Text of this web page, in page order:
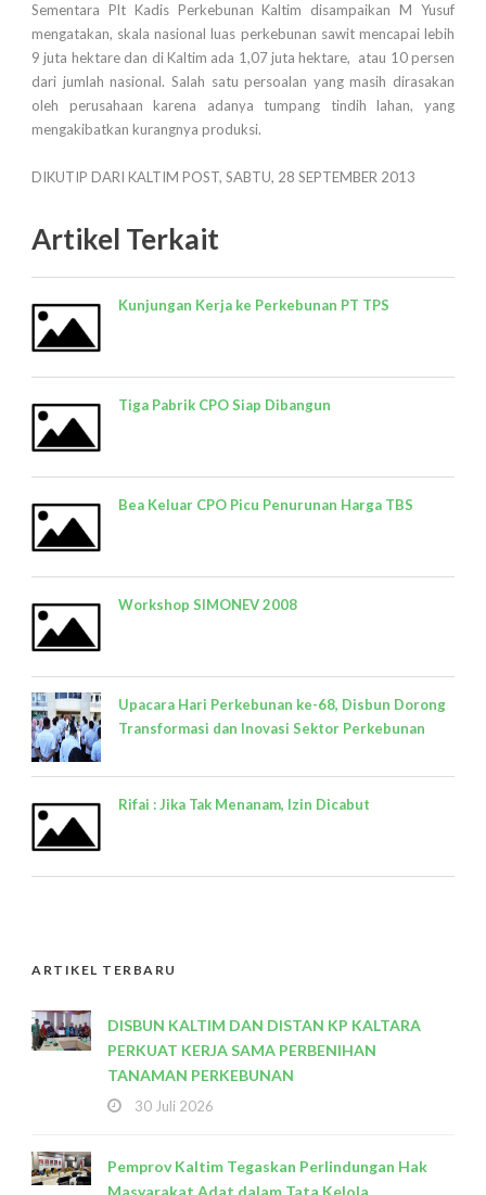
Sementara Plt Kadis Perkebunan Kaltim disampaikan M Yusuf
mengatakan, skala nasional luas perkebunan sawit mencapai lebih
9 juta hektare dan di Kaltim ada 1,07 juta hektare, atau 10 persen
dari jumlah nasional. Salah satu persoalan yang masih dirasakan
oleh perusahaan karena adanya tumpang tindih lahan, yang
mengakibatkan kurangnya produksi.
DIKUTIP DARI KALTIM POST, SABTU, 28 SEPTEMBER 2013
Artikel Terkait
Kunjungan Kerja ke Perkebunan PT TPS
Tiga Pabrik CPO Siap Dibangun
Bea Keluar CPO Picu Penurunan Harga TBS
Workshop SIMONEV 2008
Upacara Hari Perkebunan ke-68, Disbun Dorong
Transformasi dan Inovasi Sektor Perkebunan
Rifai : Jika Tak Menanam, Izin Dicabut
ARTIKEL TERBARU
DISBUN KALTIM DAN DISTAN KP KALTARA
PERKUAT KERJA SAMA PERBENIHAN
TANAMAN PERKEBUNAN
30 Juli 2026
Pemprov Kaltim Tegaskan Perlindungan Hak
Masyarakat Adat dalam Tata Kelola